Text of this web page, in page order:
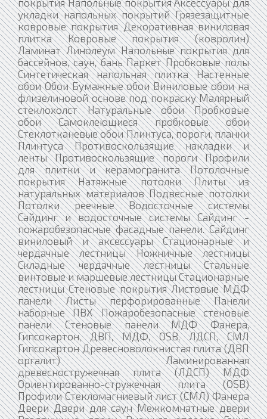
покрытия Напольные покрытия Аксессуары для
укладки напольных покрытий Грязезащитные
ковровые покрытия Декоративная виниловая
плитка Ковровые покрытия (ковролин)
Ламинат Линолеум Напольные покрытия для
бассейнов, саун, бань Паркет Пробковые полы
Синтетическая напольная плитка Настенные
обои Обои Бумажные обои Виниловые обои на
флизелиновой основе под покраску Малярный
стеклохолст Натуральные обои Пробковые
обои Самоклеющиеся пробковые обои
Стеклотканевые обои Плинтуса, пороги, планки
Плинтуса Противоскользящие накладки и
ленты Противоскользящие пороги Профили
для плитки и керамогранита Потолочные
покрытия Натяжные потолки Плиты из
натуральных материалов Подвесные потолки
Потолки реечные Водосточные системы
Сайдинг и водосточные системы Сайдинг -
пожаробезопасные фасадные панели. Сайдинг
виниловый и аксессуары Стационарные и
чердачные лестницы Ножничные лестницы
Складные чердачные лестницы Стальные
винтовые и маршевые лестницы Стационарные
лестницы Стеновые покрытия Листовые МДФ
панели Листы перфорированные Панели
наборные ПВХ Пожаробезопасные стеновые
панели Стеновые панели МДФ Фанера,
Гипсокартон, ДВП, МДФ, OSB, ЛДСП, СМЛ
Гипсокартон Древесноволокнистая плита (ДВП
оргалит) Ламинированная
древесностружечная плита (ЛДСП) МДФ
Ориентированно-стружечная плита (OSB)
Профили Стекломагниевый лист (СМЛ) Фанера
Двери Двери для саун Межкомнатные двери